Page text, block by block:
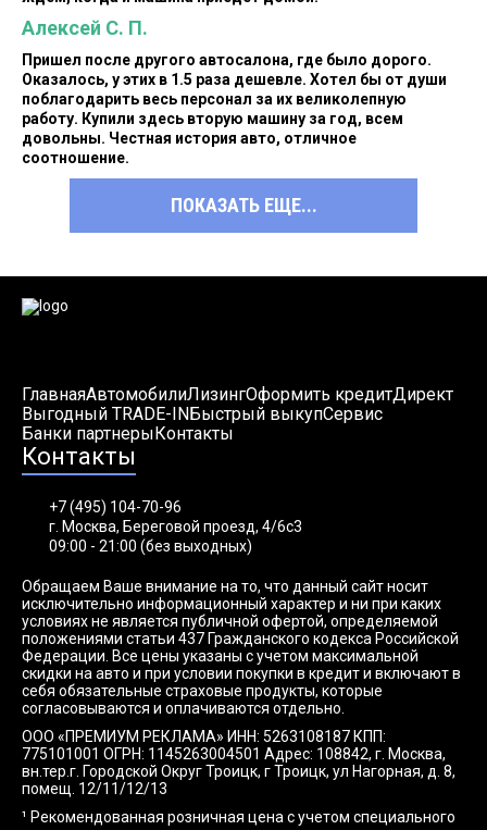
Алексей С. П.
Пришел после другого автосалона, где было дорого.
Оказалось, у этих в 1.5 раза дешевле. Хотел бы от души
поблагодарить весь персонал за их великолепную
работу. Купили здесь вторую машину за год, всем
довольны. Честная история авто, отличное
соотношение.
ПОКАЗАТЬ ЕЩЕ...
ГлавнаяАвтомобилиЛизингОформить кредитДирект
Выгодный TRADE-INБыстрый выкупСервис
Банки партнерыКонтакты
Контакты
+7 (495) 104-70-96
г. Москва, Береговой проезд, 4/6с3
09:00 - 21:00 (без выходных)
Обращаем Ваше внимание на то, что данный сайт носит
исключительно информационный характер и ни при каких
условиях не является публичной офертой, определяемой
положениями статьи 437 Гражданского кодекса Российской
Федерации. Все цены указаны с учетом максимальной
скидки на авто и при условии покупки в кредит и включают в
себя обязательные страховые продукты, которые
согласовываются и оплачиваются отдельно.
ООО «ПРЕМИУМ РЕКЛАМА» ИНН: 5263108187 КПП:
775101001 ОГРН: 1145263004501 Адрес: 108842, г. Москва,
вн.тер.г. Городской Округ Троицк, г Троицк, ул Нагорная, д. 8,
помещ. 12/11/12/13
¹ Рекомендованная розничная цена с учетом специального